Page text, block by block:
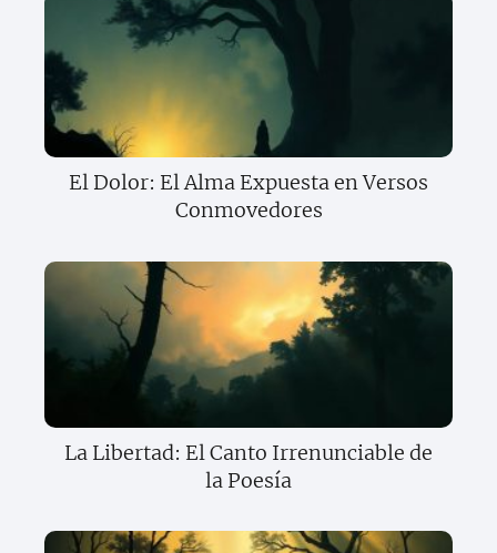
El Dolor: El Alma Expuesta en Versos
Conmovedores
La Libertad: El Canto Irrenunciable de
la Poesía